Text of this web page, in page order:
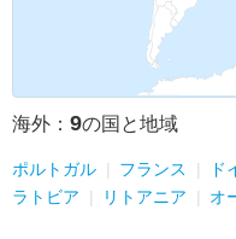
海外： 9の国と地域
ポルトガル フランス ド
ラトビア
リトアニア オ